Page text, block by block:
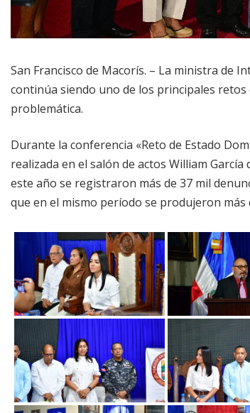
San Francisco de Macorís. – La ministra de
continúa siendo uno de los principales
problemática.
Durante la conferencia «Reto de Estado
realizada en el salón de actos William
este año se registraron más de 37 mil
que en el mismo período se produjeron